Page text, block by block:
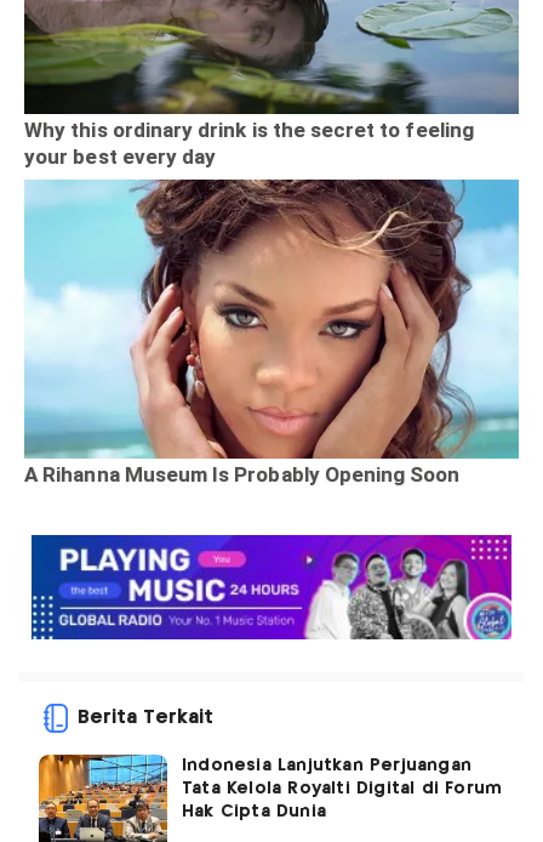
Berita Terkait
Indonesia Lanjutkan Perjuangan
Tata Kelola Royalti Digital di Forum
Hak Cipta Dunia